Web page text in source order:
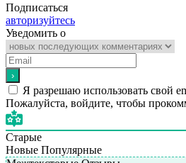
Подписаться
авторизуйтесь
Уведомить о
Я разрешаю использовать свой
Пожалуйста, войдите, чтобы
Старые
Новые Популярные